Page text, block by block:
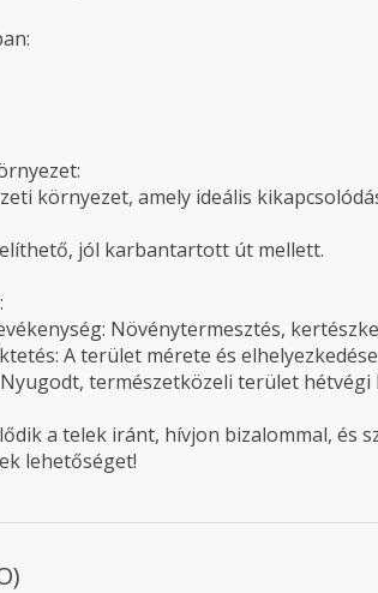
környezet, amely ideális
jól karbantartott út mellett.
Növénytermesztés,
A terület mérete és
természetközeli terület hétvégi
a telek iránt, hívjon bizalommal, és
lehetőséget!